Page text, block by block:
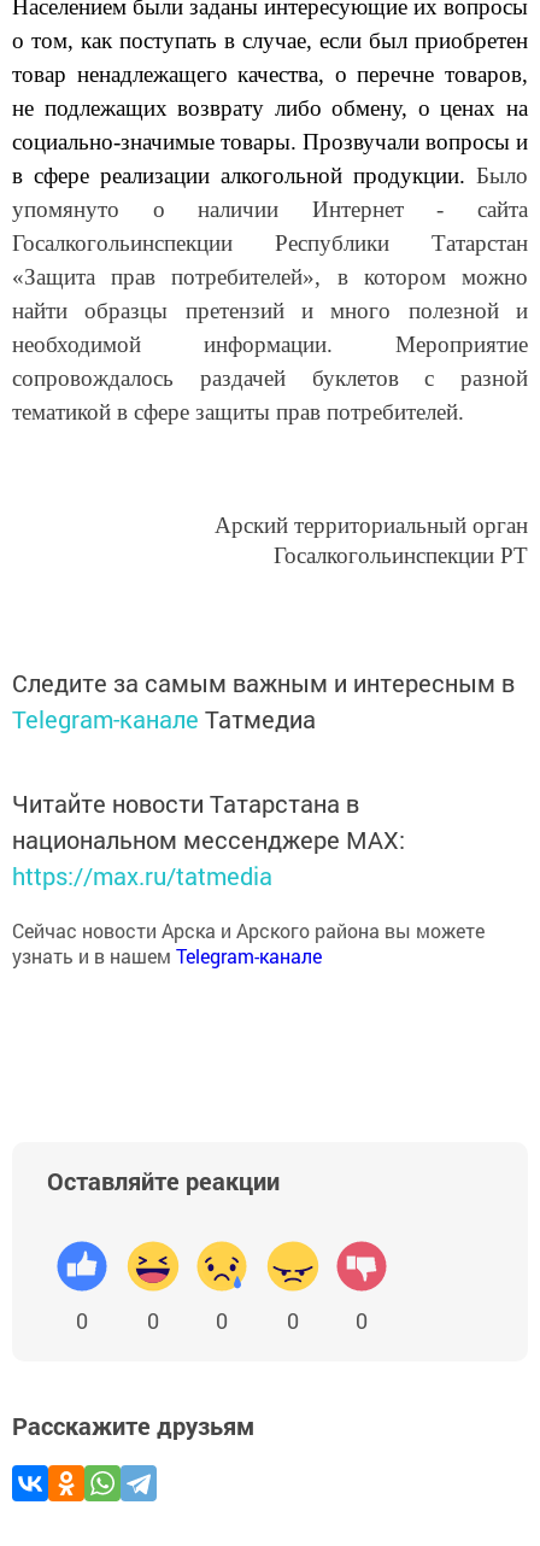
Населением были заданы интересующие их вопросы
о том, как поступать в случае, если был приобретен
товар ненадлежащего качества, о перечне товаров,
не подлежащих возврату либо обмену, о ценах на
социально-значимые товары. Прозвучали вопросы и
в сфере реализации алкогольной продукции. Было
упомянуто о наличии Интернет - сайта
Госалкогольинспекции Республики Татарстан
«Защита прав потребителей», в котором можно
найти образцы претензий и много полезной и
необходимой информации. Мероприятие
сопровождалось раздачей буклетов с разной
тематикой в сфере защиты прав потребителей.
Арский территориальный орган
Госалкогольинспекции РТ
Следите за самым важным и интересным в
Telegram-канале Татмедиа
Читайте новости Татарстана в
национальном мессенджере MАХ:
https://max.ru/tatmedia
Сейчас новости Арска и Арского района вы можете
узнать и в нашем Telegram-канале
Оставляйте реакции
0 0 0 0 0
Расскажите друзьям